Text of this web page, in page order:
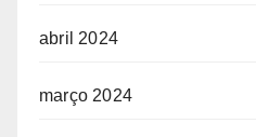
abril 2024
março 2024